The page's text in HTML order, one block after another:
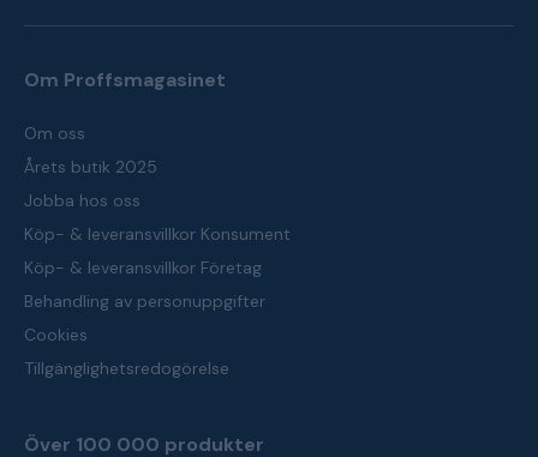
Om Proffsmagasinet
Om oss
Årets butik 2025
Jobba hos oss
Köp- & leveransvillkor Konsument
Köp- & leveransvillkor Företag
Behandling av personuppgifter
Cookies
Tillgänglighetsredogörelse
Över 100 000 produkter